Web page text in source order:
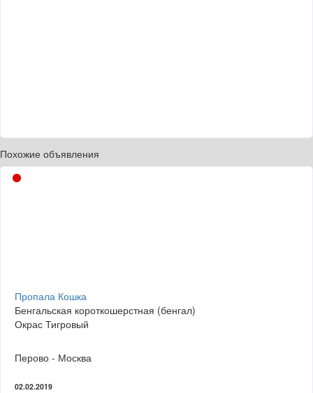
Похожие объявления
Пропала Кошка
Бенгальская короткошерстная (бенгал)
Окрас Тигровый
Перово - Москва
02.02.2019